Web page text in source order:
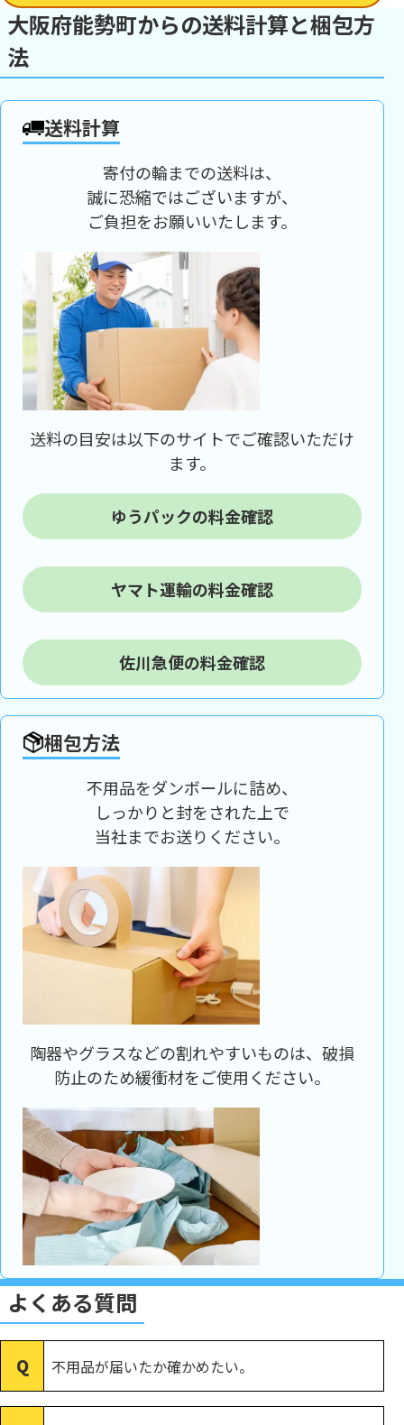
大阪府能勢町からの送料計算と梱包方
法
送料計算
寄付の輪までの送料は、
誠に恐縮ではございますが、
ご負担をお願いいたします。
送料の目安は以下のサイトでご確認いただけ
ます。
ゆうパックの料金確認
ヤマト運輸の料金確認
佐川急便の料金確認
梱包方法
不用品をダンボールに詰め、
しっかりと封をされた上で
当社までお送りください。
陶器やグラスなどの割れやすいものは、破損
防止のため緩衝材をご使用ください。
よくある質問
不用品が届いたか確かめたい。